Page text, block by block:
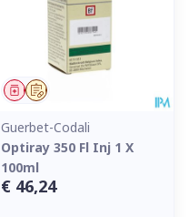
Op voorschrift
Geneesmiddel
Guerbet-Codali
Optiray 350 Fl Inj 1 X
100ml
€ 46,24